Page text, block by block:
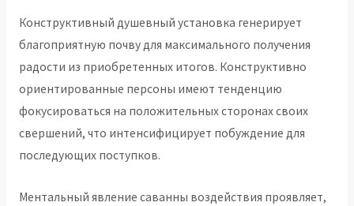
Конструктивный душевный установка генерирует
благоприятную почву для максимального получения
радости из приобретенных итогов. Конструктивно
ориентированные персоны имеют тенденцию
фокусироваться на положительных сторонах своих
свершений, что интенсифицирует побуждение для
последующих поступков.
Ментальный явление саванны воздействия проявляет,